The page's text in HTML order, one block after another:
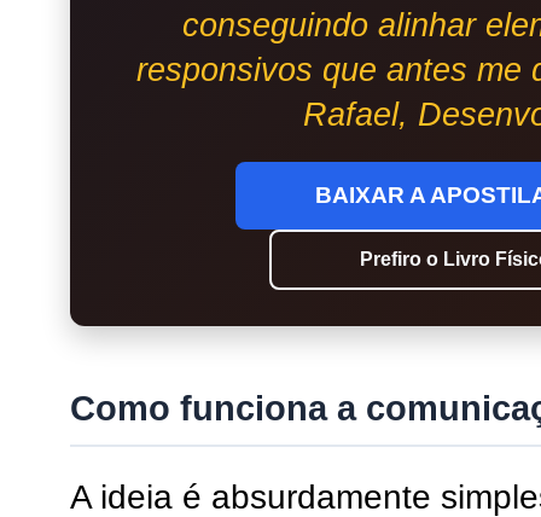
conseguindo alinhar
responsivos que antes me
Rafael,
BAIXAR A
Prefiro o Livro
Como funciona a
A ideia é absurdamente